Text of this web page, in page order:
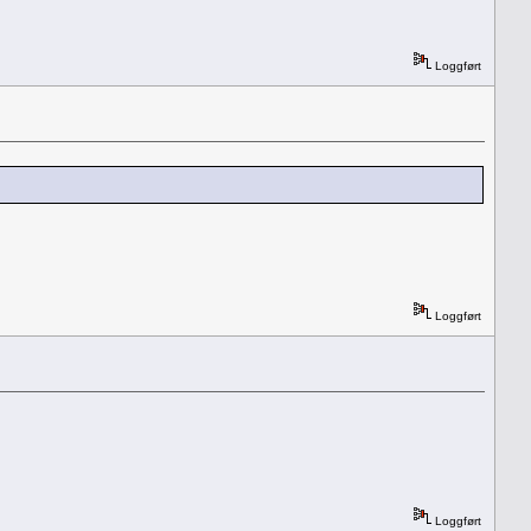
Loggført
Loggført
Loggført